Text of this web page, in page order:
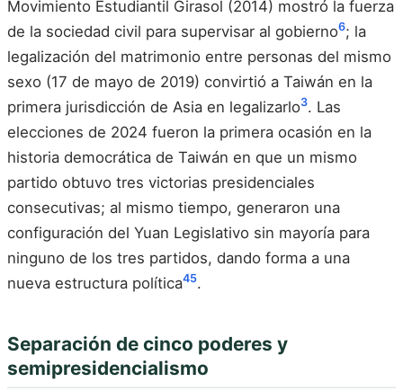
Movimiento Estudiantil Girasol (2014) mostró la fuerza
de la sociedad civil para supervisar al gobierno6; la
legalización del matrimonio entre personas del mismo
sexo (17 de mayo de 2019) convirtió a Taiwán en la
primera jurisdicción de Asia en legalizarlo3. Las
elecciones de 2024 fueron la primera ocasión en la
historia democrática de Taiwán en que un mismo
partido obtuvo tres victorias presidenciales
consecutivas; al mismo tiempo, generaron una
configuración del Yuan Legislativo sin mayoría para
ninguno de los tres partidos, dando forma a una
nueva estructura política45.
Separación de cinco poderes y
semipresidencialismo